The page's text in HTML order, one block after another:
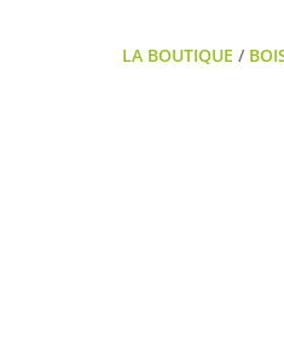
LA BOUTIQUE /